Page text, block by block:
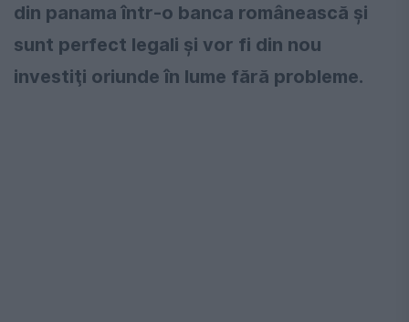
din panama într-o banca românească şi
sunt perfect legali şi vor fi din nou
investiţi oriunde în lume fără probleme.